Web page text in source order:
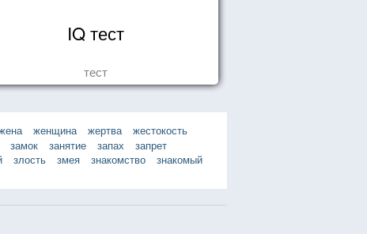
IQ тест
тест
женщина жертва
жестокость
замок занятие запах
запрет
злость змея знакомство
знакомый